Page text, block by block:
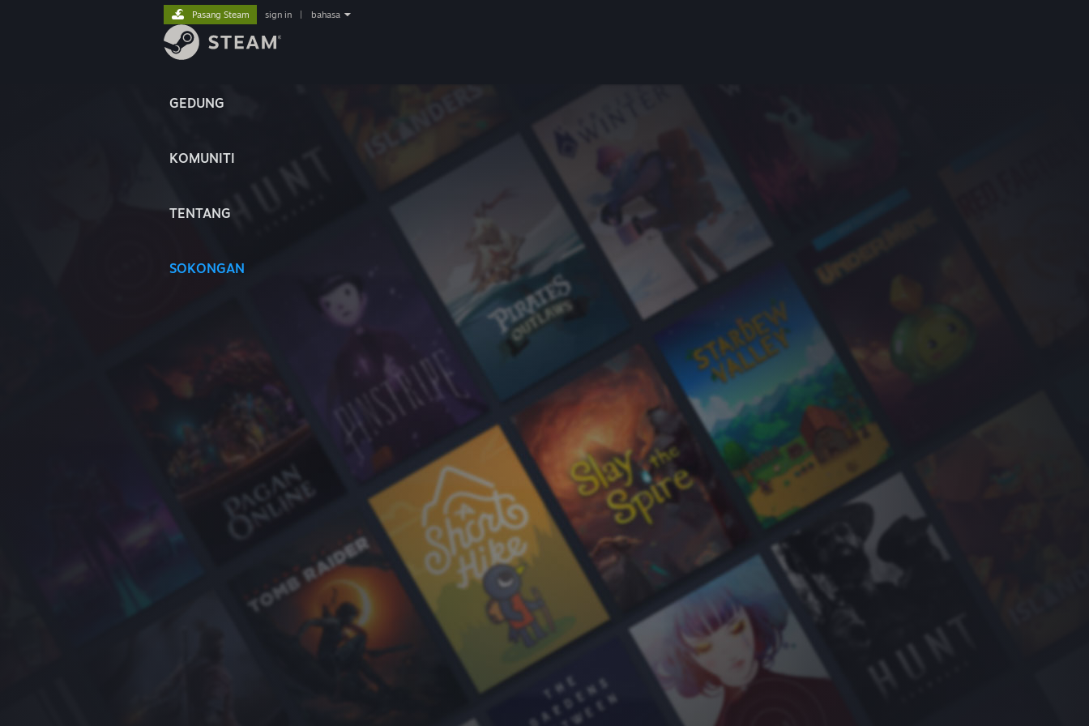
GEDUNG
KOMUNITI
TENTANG
SOKONGAN
Pasang Steam sign in bahasa